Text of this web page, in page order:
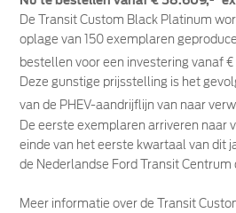
De Transit Custom Black Platinum
oplage van 150 exemplaren
bestellen voor een investering vanaf
Deze gunstige prijsstelling is het
van de PHEV-aandrijflijn van naar
De eerste exemplaren arriveren naar
einde van het eerste kwartaal van dit
de Nederlandse Ford Transit Centrum
Meer informatie over de Transit